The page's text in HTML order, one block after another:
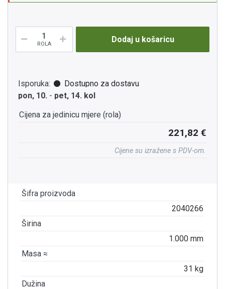
Šifra proizvoda
2040266
Širina
1.000 mm
Masa ≈
31 kg
Dužina
ROLA Dodaj u košaricu
Isporuka:
Dostupno za dostavu
pon, 10. - pet, 14. kol
Cijena za jedinicu mjere (rola)
221,82 €
Cijene su izražene s PDV-om.